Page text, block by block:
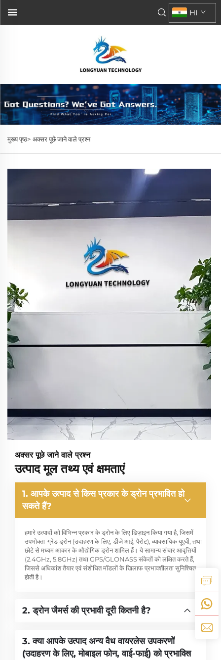
HI
मुख्य पृष्ठ> अक्सर पूछे जाने वाले प्रश्न
अक्सर पूछे जाने वाले प्रश्न
उत्पाद मूल तथ्य एवं क्षमताएं
1. आपके उत्पाद से किस प्रकार के ड्रोन प्रभावित हो
सकते हैं?
हमारे उत्पादों को विभिन्न प्रकार के ड्रोन के लिए डिज़ाइन किया गया है, जिसमें
उपभोक्ता-ग्रेड ड्रोन (उदाहरण के लिए, डीजे आई, पैरोट), व्यावसायिक यूएवी, तथा
छोटे से मध्यम आकार के औद्योगिक ड्रोन शामिल हैं। ये सामान्य संचार आवृत्तियों
(2.4GHz, 5.8GHz) तथा GPS/GLONASS संकेतों को लक्षित करते हैं,
जिससे अधिकांश तैयार एवं संशोधित मॉडलों के खिलाफ प्रभावशीलता सुनिश्चित
होती है।
2. ड्रोन जैमर्स की प्रभावी दूरी कितनी है?
3. क्या आपके उत्पाद अन्य वैध वायरलेस उपकरणों
(उदाहरण के लिए, मोबाइल फोन, वाई-फाई) को प्रभावित